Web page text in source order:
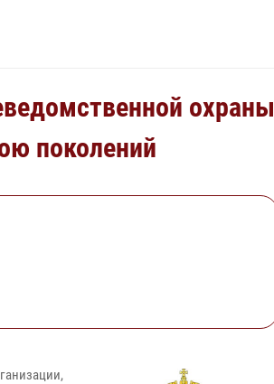
охраны
поколений